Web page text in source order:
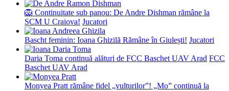
🦁 Continuitate sub panou: De Andre Dishman rămâne la
SCM U Craiova! Jucatori
Bascht feminin: Ioana Ghizilă Rămâne în Giulești! Jucatori
Daria Toma continuă alături de FCC Baschet UAV Arad FCC
Baschet UAV Arad
Monyea Pratt rămâne fidel „vulturilor”! „Mo” continuă la